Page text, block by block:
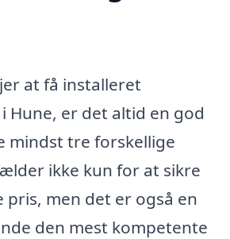
at få installeret
Hune, er det altid en god
mindst tre forskellige
ikke kun for at sikre
pris, men det er også en
den mest kompetente